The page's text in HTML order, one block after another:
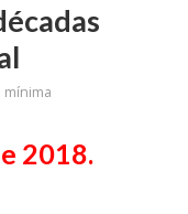
mínima
2018.